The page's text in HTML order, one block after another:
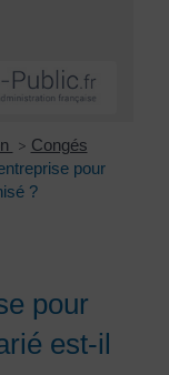
> Congés
pour
?
pour
est-il